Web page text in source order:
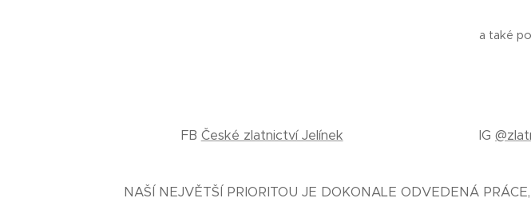
a také
FB České zlatnictví Jelínek IG
NAŠÍ NEJVĚTŠÍ PRIORITOU JE DOKONALE ODVEDENÁ